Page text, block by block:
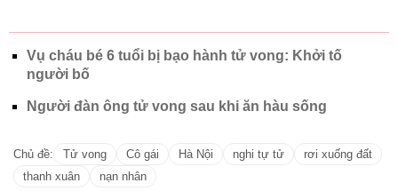
Vụ cháu bé 6 tuổi bị bạo hành tử vong: Khởi tố
người bố
Người đàn ông tử vong sau khi ăn hàu sống
Chủ đề: Tử vong Cô gái Hà Nội nghi tự tử
rơi xuống đất
thanh xuân
nạn nhân